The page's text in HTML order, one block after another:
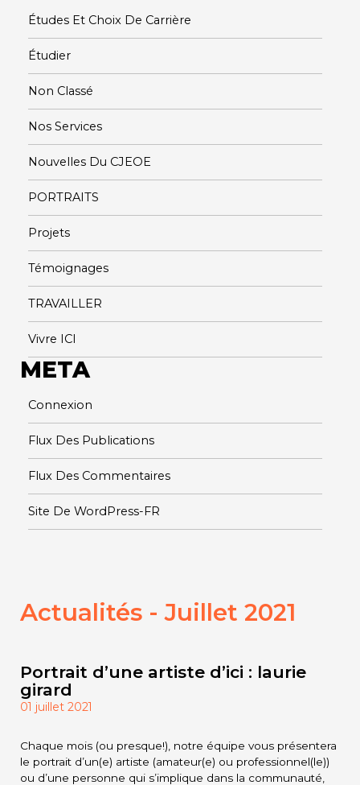
Études Et Choix De Carrière
Étudier
Non Classé
Nos Services
Nouvelles Du CJEOE
PORTRAITS
Projets
Témoignages
TRAVAILLER
Vivre ICI
META
Connexion
Flux Des Publications
Flux Des Commentaires
Site De WordPress-FR
Actualités - Juillet 2021
Portrait d’une artiste d’ici : laurie
girard
01 juillet 2021
Chaque mois (ou presque!), notre équipe vous présentera
le portrait d’un(e) artiste (amateur(e) ou professionnel(le))
ou d’une personne qui s’implique dans la communauté,